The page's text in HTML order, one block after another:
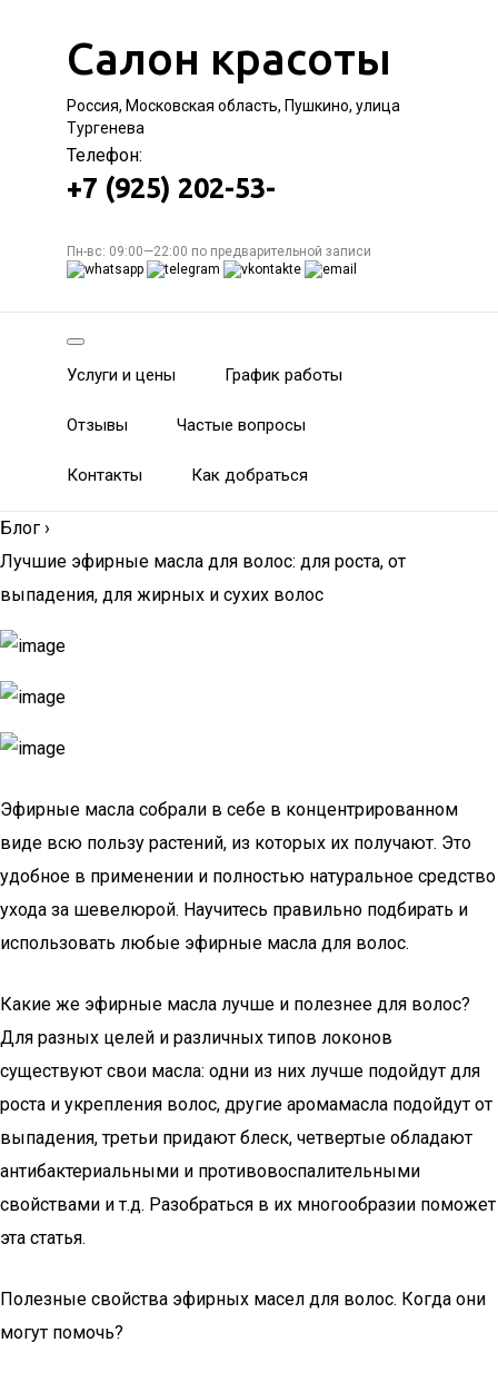
Салон красоты
Россия, Московская область, Пушкино, улица
Тургенева
Телефон:
+7 (925) 202-53-
Пн-вс: 09:00—22:00 по предварительной записи
Услуги и цены График работы
Отзывы Частые вопросы
Контакты Как добраться
Блог ›
Лучшие эфирные масла для волос: для роста, от
выпадения, для жирных и сухих волос
Эфирные масла собрали в себе в концентрированном
виде всю пользу растений, из которых их получают. Это
удобное в применении и полностью натуральное средство
ухода за шевелюрой. Научитесь правильно подбирать и
использовать любые эфирные масла для волос.
Какие же эфирные масла лучше и полезнее для волос?
Для разных целей и различных типов локонов
существуют свои масла: одни из них лучше подойдут для
роста и укрепления волос, другие аромамасла подойдут от
выпадения, третьи придают блеск, четвертые обладают
антибактериальными и противовоспалительными
свойствами и т.д. Разобраться в их многообразии поможет
эта статья.
Полезные свойства эфирных масел для волос. Когда они
могут помочь?